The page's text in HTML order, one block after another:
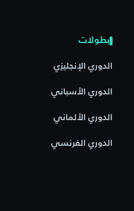
بطولات
الدوري الإنجليزي
الدوري الأسباني
الدوري الألماني
الدوري الفرنسي